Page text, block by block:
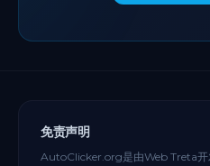
免责声明
AutoClicker.org是由Web Treta开